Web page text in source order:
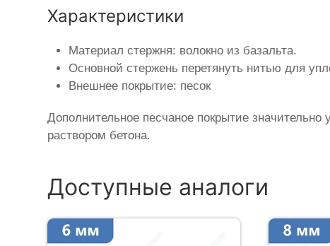
Характеристики
Материал стержня: волокно из базальта.
Основной стержень перетянуть нитью для
Внешнее покрытие: песок
Дополнительное песчаное покрытие
раствором бетона.
Доступные аналоги